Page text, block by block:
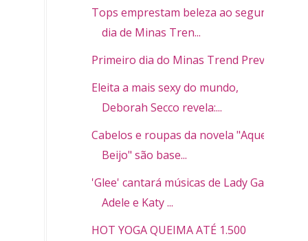
Tops emprestam beleza ao segundo
dia de Minas Tren...
Primeiro dia do Minas Trend Preview
Eleita a mais sexy do mundo,
Deborah Secco revela:...
Cabelos e roupas da novela "Aquele
Beijo" são base...
'Glee' cantará músicas de Lady Gaga,
Adele e Katy ...
HOT YOGA QUEIMA ATÉ 1.500